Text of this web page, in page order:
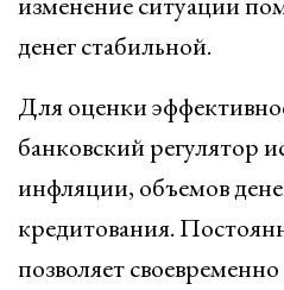
денег стабильной.
Для оценки
банковский регулятор
инфляции, объемов
кредитования.
позволяет